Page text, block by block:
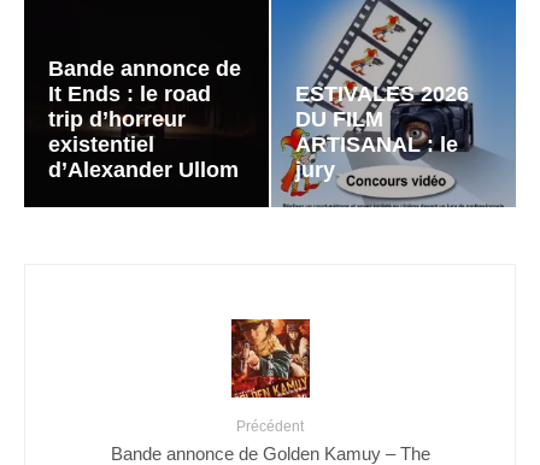
Bande annonce de
It Ends : le road
trip d’horreur
existentiel
d’Alexander Ullom
ESTIVALES 2026
DU FILM
ARTISANAL : le
jury
Précédent
Bande annonce de Golden Kamuy – The